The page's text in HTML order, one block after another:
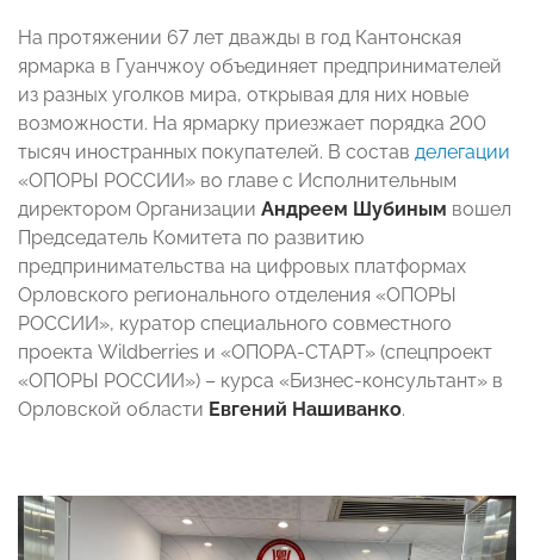
На протяжении 67 лет дважды в год Кантонская
ярмарка в Гуанчжоу объединяет предпринимателей
из разных уголков мира, открывая для них новые
возможности. На ярмарку приезжает порядка 200
тысяч иностранных покупателей. В состав делегации
«ОПОРЫ РОССИИ» во главе с Исполнительным
директором Организации Андреем Шубиным вошел
Председатель Комитета по развитию
предпринимательства на цифровых платформах
Орловского регионального отделения «ОПОРЫ
РОССИИ», куратор специального совместного
проекта Wildberries и «ОПОРА-СТАРТ» (спецпроект
«ОПОРЫ РОССИИ») – курса «Бизнес-консультант» в
Орловской области Евгений Нашиванко.